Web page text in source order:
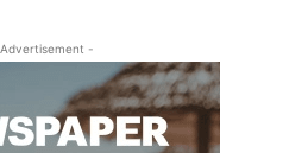
-